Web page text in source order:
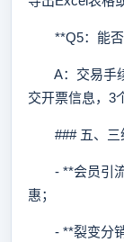
**Q5：能否
A：交易手续
交开票信息，3
### 五、三
- **会员引流
惠；
- **裂变分销